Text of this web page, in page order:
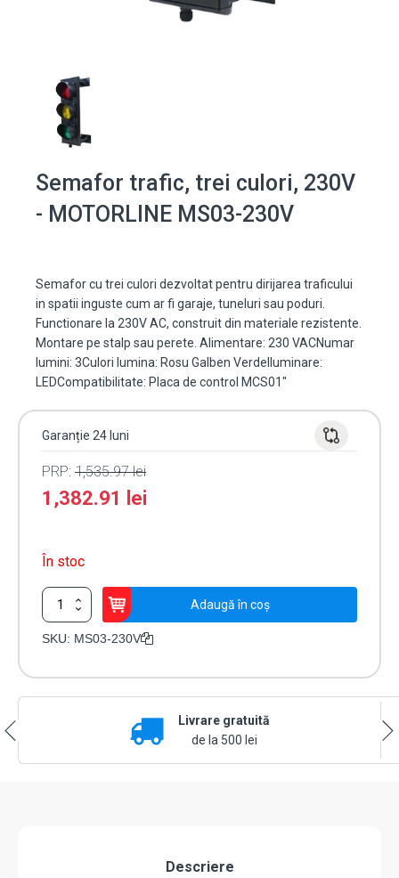
Semafor trafic, trei culori, 230V
- MOTORLINE MS03-230V
Semafor cu trei culori dezvoltat pentru dirijarea traficului
in spatii inguste cum ar fi garaje, tuneluri sau poduri.
Functionare la 230V AC, construit din materiale rezistente.
Montare pe stalp sau perete. Alimentare: 230 VACNumar
lumini: 3Culori lumina: Rosu Galben VerdeIluminare:
LEDCompatibilitate: Placa de control MCS01"
Garanție 24 luni
PRP: 1,535.97lei
1,382.91 lei
În stoc
Cantitate
Semafor
trafic,
Adaugă în coș
SKU: MS03-230V
Livrare gratuită
de la 500 lei
Descriere